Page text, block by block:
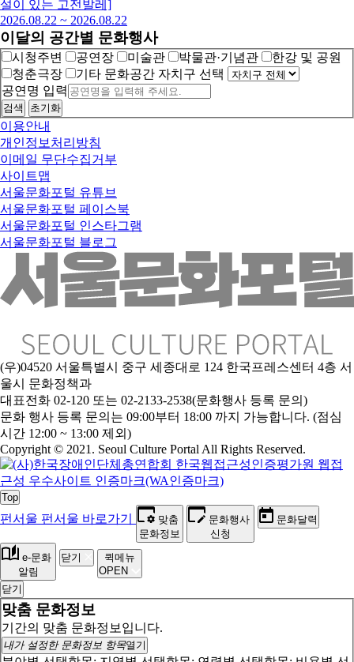
설이 있는 고전발레]
2026.08.22 ~ 2026.08.22
이달의 공간별 문화행사
시청주변 공연장 미술관 박물관·기념관
한강 및 공원
청춘극장
기타 문화공간 자치구 선택
공연명 입력
검색 초기화
이용안내
개인정보처리방침
이메일 무단수집거부
사이트맵
서울문화포털 유튜브
서울문화포털 페이스북
서울문화포털 인스타그램
서울문화포털 블로그
(우)04520 서울특별시 중구 세종대로 124 한국프레스센터 4층 서
울시 문화정책과
대표전화 02-120 또는 02-2133-2538(문화행사 등록 문의)
문화 행사 등록 문의는 09:00부터 18:00 까지 가능합니다. (점심
시간 12:00 ~ 13:00 제외)
Copyright © 2021. Seoul Culture Portal All Rights Reserved.
Top
펀서울 펀서울 바로가기
맞춤
문화정보
문화행사
신청
문화달력
e-문화
알림
닫기
퀵메뉴
OPEN
닫기
맞춤 문화정보
기간의 맞춤 문화정보입니다.
내가 설정한 문화정보 항목열기